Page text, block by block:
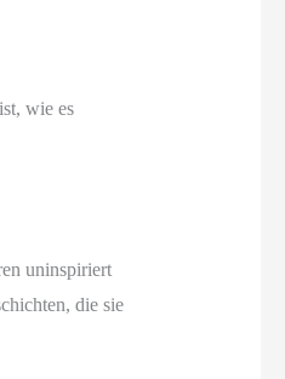
wie es
uninspiriert
die sie